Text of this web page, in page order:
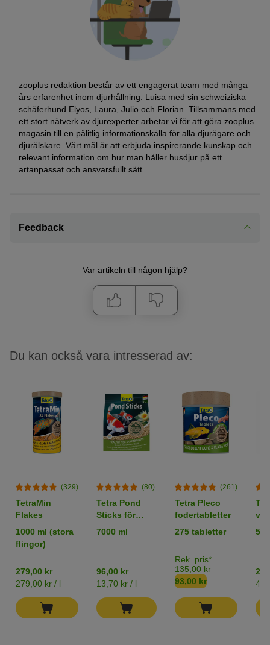
zooplus redaktion består av ett engagerat team med många
års erfarenhet inom djurhållning: Luisa med sin schweiziska
schäferhund Elyos, Laura, Julio och Florian. Tillsammans med
ett stort nätverk av djurexperter arbetar vi för att göra zooplus
magasin till en pålitlig informationskälla för alla djurägare och
djurälskare. Vårt mål är att erbjuda inspirerande kunskap och
relevant information om hur man håller husdjur på ett
artanpassat och ansvarsfullt sätt.
Feedback
Var artikeln till någon hjälp?
Du kan också vara intresserad av:
(329)
TetraMin
Flakes
1000 ml (stora
flingor)
279,00 kr
279,00 kr / l
(80)
Tetra Pond
Sticks för
dammfiskar
7000 ml
96,00 kr
13,70 kr / l
(261)
Tetra Pleco
fodertabletter
275 tabletter
Rek. pris*
135,00 kr
93,00 kr